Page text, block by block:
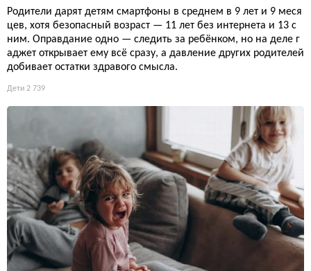
Родители дарят детям смартфоны в среднем в 9 лет и 9 меся
цев, хотя безопасный возраст — 11 лет без интернета и 13 с
ним. Оправдание одно — следить за ребёнком, но на деле г
аджет открывает ему всё сразу, а давление других родителей
добивает остатки здравого смысла.
Дети 2 739